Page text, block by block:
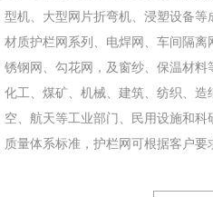
型机、大型网片折弯机、浸塑设备
材质护栏网系列、电焊网、车间隔
锈钢网、勾花网，及窗纱、保温材料
化工、煤矿、机械、建筑、纺织、
空、航天等工业部门、民用设施和
质量体系标准，护栏网可根据客户